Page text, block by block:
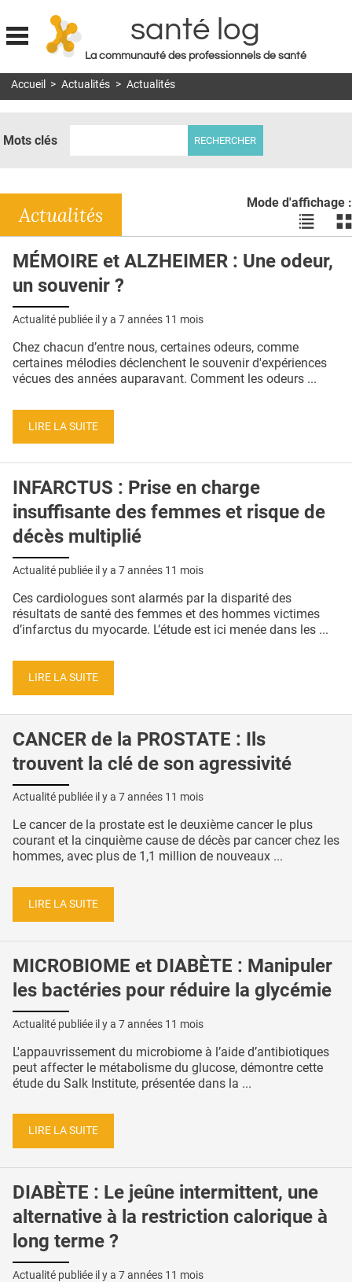
Jump to navigation
santé log
La communauté des professionnels de santé
MON COMPTE
DOSSIERS
RÉSEAUX
E-REVUE SAD
QUI SOMMES-NOUS ?
CONDITIONS GÉNÉRALES
CRÉDITS
Accueil > Actualités > Actualités
Mots clés
Mode d'affichage :
Voir
les
en
les
Actualités
MÉMOIRE et ALZHEIMER : Une odeur,
un souvenir ?
Actualité publiée il y a 7 années 11 mois
Chez chacun d’entre nous, certaines odeurs, comme
certaines mélodies déclenchent le souvenir d'expériences
vécues des années auparavant. Comment les odeurs ...
LIRE LA SUITE
INFARCTUS : Prise en charge
insuffisante des femmes et risque de
décès multiplié
Actualité publiée il y a 7 années 11 mois
Ces cardiologues sont alarmés par la disparité des
résultats de santé des femmes et des hommes victimes
d’infarctus du myocarde. L’étude est ici menée dans les ...
LIRE LA SUITE
CANCER de la PROSTATE : Ils
trouvent la clé de son agressivité
Actualité publiée il y a 7 années 11 mois
Le cancer de la prostate est le deuxième cancer le plus
courant et la cinquième cause de décès par cancer chez les
hommes, avec plus de 1,1 million de nouveaux ...
LIRE LA SUITE
MICROBIOME et DIABÈTE : Manipuler
les bactéries pour réduire la glycémie
Actualité publiée il y a 7 années 11 mois
L'appauvrissement du microbiome à l’aide d’antibiotiques
peut affecter le métabolisme du glucose, démontre cette
étude du Salk Institute, présentée dans la ...
LIRE LA SUITE
DIABÈTE : Le jeûne intermittent, une
alternative à la restriction calorique à
long terme ?
Actualité publiée il y a 7 années 11 mois